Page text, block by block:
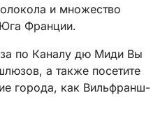
и множество
Франции.
по Каналу дю Миди Вы
а также посетите
города, как Вильфранш-